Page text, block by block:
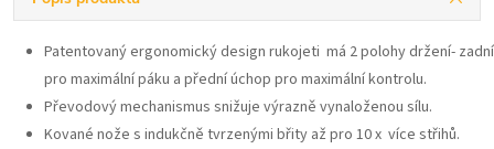
Patentovaný ergonomický design rukojeti má 2 polohy držení- zadní
pro maximální páku a přední úchop pro maximální kontrolu.
Převodový mechanismus snižuje výrazně vynaloženou sílu.
Kované nože s indukčně tvrzenými břity až pro 10 x více střihů.